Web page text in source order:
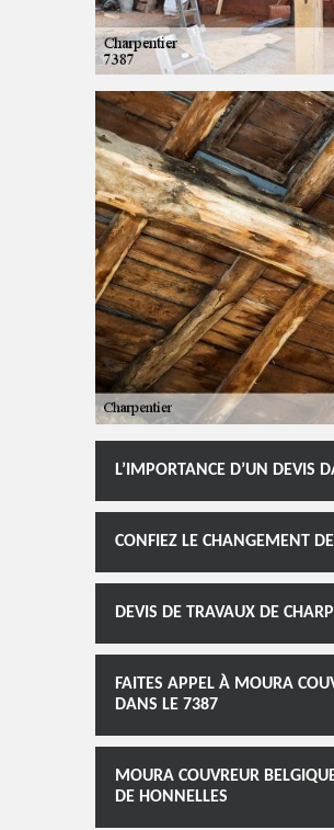
L’IMPORTANCE D’UN DEVIS
CONFIEZ LE CHANGEMENT
DEVIS DE TRAVAUX DE
FAITES APPEL À MOURA
DANS LE 7387
MOURA COUVREUR
DE HONNELLES